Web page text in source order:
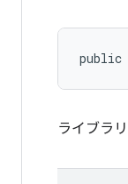
public
ライブラ